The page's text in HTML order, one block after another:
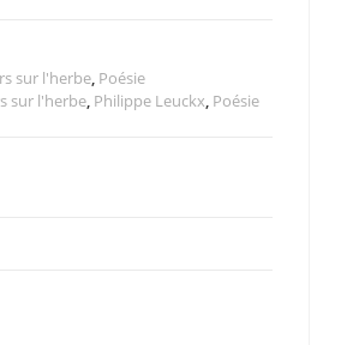
sur l'herbe, Poésie
sur l'herbe, Philippe Leuckx, Poésie